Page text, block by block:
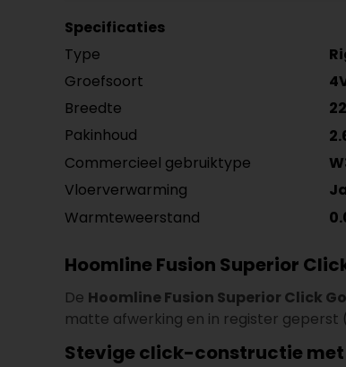
Specificaties
Type
Groefsoort
Breedte
Pakinhoud
Commercieel gebruiktype
Vloerverwarming
Warmteweerstand
Hoomline Fusion Superior
De Hoomline Fusion Superior Click
matte afwerking en in register geperst
Stevige click-constructie